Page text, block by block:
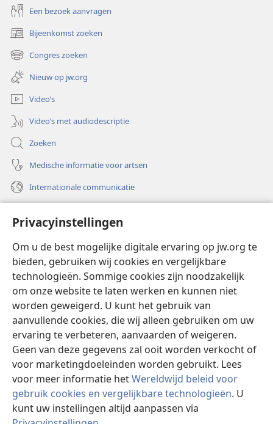
Privacyinstellingen
Om u de best mogelijke digitale ervaring op jw.org te
bieden, gebruiken wij cookies en vergelijkbare
technologieën. Sommige cookies zijn noodzakelijk
om onze website te laten werken en kunnen niet
worden geweigerd. U kunt het gebruik van
aanvullende cookies, die wij alleen gebruiken om uw
ervaring te verbeteren, aanvaarden of weigeren.
Geen van deze gegevens zal ooit worden verkocht of
voor marketingdoeleinden worden gebruikt. Lees
voor meer informatie hetWereldwijd beleid voor
gebruik cookies en vergelijkbare technologieën. U
kunt uw instellingen altijd aanpassen via
Een bezoek aanvragen
Bijeenkomst zoeken
(opent
nieuw
venster)
Congres zoeken
(opent
nieuw
venster)
Nieuw op jw.org
Video’s
Video’s met audiodescriptie
Zoeken
Medische informatie voor artsen
Internationale communicatie
(opent
nieuw
venster)Watchtower ONLINE LIBRARY™
(opent
nieuw
venster)JW Hub
(opent
nieuw
venster)JW Library ®
Watchtower Library
Copyright© 2026 Watch Tower Bible and Tract Society of Pennsylvania.